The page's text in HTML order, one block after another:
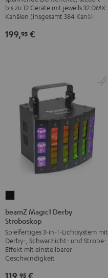
Schwarz
bis zu 12 Geräte mit jeweils 32 DMX-
Kanälen (insgesamt 384 Kanäle)
199,95 €
Magic1
Derby
Stroboskop
Schwarz
beamZ Magic1 Derby
Stroboskop
Spielfertiges 3-in-1-Lichtsystem mit
Derby-, Schwarzlicht- und Strobe-
Effekt mit einstellbarer
Geschwindigkeit
119,95 €